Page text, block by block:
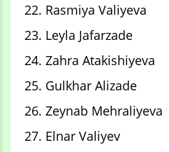
22. Rasmiya Valiyeva
23. Leyla Jafarzade
24. Zahra Atakishiyeva
25. Gulkhar Alizade
26. Zeynab Mehraliyeva
27. Elnar Valiyev